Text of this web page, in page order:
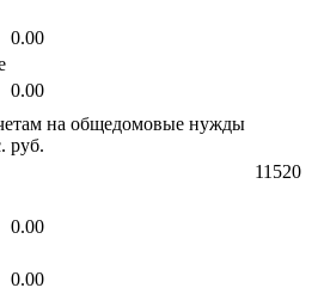
0.00
0.00
на общедомовые нужды
руб.
11520
0.00
0.00